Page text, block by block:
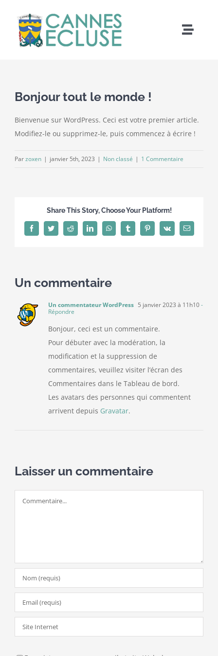
contenu
Toggle
Contactez-nous
Bonjour tout le monde !
Bienvenue sur WordPress. Ceci est votre premier article.
Modifiez-le ou supprimez-le, puis commencez à écrire !
Parzoxen | janvier 5th, 2023 | Non classé | 1 Commentaire
Share This Story, Choose Your Platform!
FacebookTwitterReddit LinkedInWhatsAppTumblrPinterest
Vk Email
Un commentaire
Un commentateur WordPress 5 janvier 2023 à 11h10-
Répondre
Bonjour, ceci est un commentaire.
Pour débuter avec la modération, la
modification et la suppression de
commentaires, veuillez visiter l’écran des
Commentaires dans le Tableau de bord.
Les avatars des personnes qui commentent
arrivent depuis Gravatar.
Laisser un commentaire